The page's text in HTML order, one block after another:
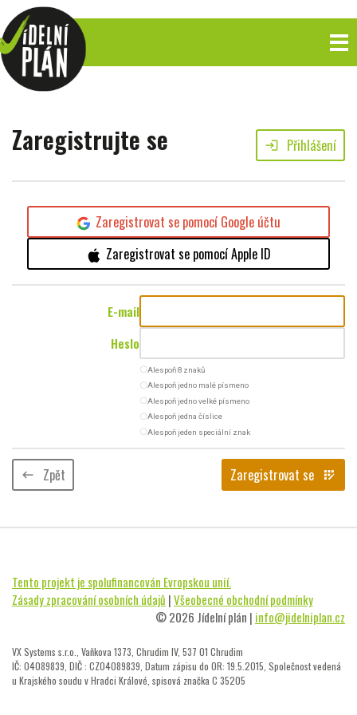
Zaregistrujte se login Přihlášení
Zaregistrovat se pomocí Google účtu
Zaregistrovat se pomocí Apple ID
E-mail
Heslo
radio_button_uncheckedAlespoň 8 znaků
radio_button_uncheckedAlespoň jedno malé písmeno
radio_button_uncheckedAlespoň jedno velké písmeno
radio_button_uncheckedAlespoň jedna číslice
radio_button_uncheckedAlespoň jeden speciální znak
keyboard_backspace Zpět Zaregistrovat se app_registration
Tento projekt je spolufinancován Evropskou unií.
Zásady zpracování osobních údajů |Všeobecné obchodní podmínky
© 2026 Jídelní plán | info@jidelniplan.cz
VX Systems s.r.o., Vaňkova 1373, Chrudim IV, 537 01 Chrudim
IČ: 04089839, DIČ : CZ04089839, Datum zápisu do OR: 19.5.2015, Společnost vedená
u Krajského soudu v Hradci Králové, spisová značka C 35205